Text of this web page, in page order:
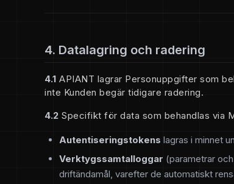
4. Datalagring och radering
4.1 APIANT lagrar Personuppgifter som
inte Kunden begär tidigare radering.
4.2 Specifikt för data som behandlas via
Autentiseringstokens lagras i minnet
Verktygssamtalloggar (parametrar
driftändamål, varefter de automatiskt